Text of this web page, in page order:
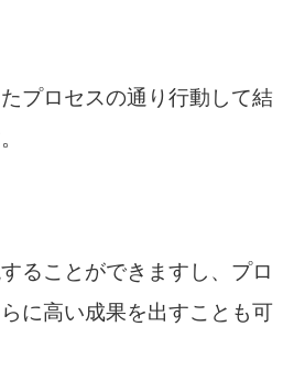
プロセスの通り行動して結
ることができますし、プロ
に高い成果を出すことも可